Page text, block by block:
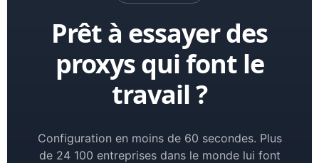
Prêt à essayer des
proxys qui font le
travail ?
Configuration en moins de 60 secondes. Plus
de 24 100 entreprises dans le monde lui font